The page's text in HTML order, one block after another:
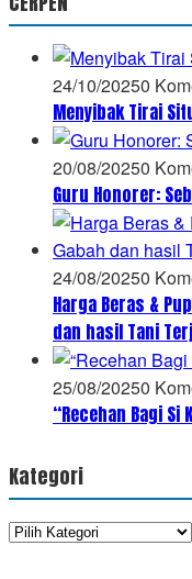
24/10/20250
Menyibak Tirai
20/08/20250
Guru Honorer:
24/08/20250
Harga Beras &
dan hasil Tani
25/08/20250
“Recehan Bagi Si
Kategori
Kategori